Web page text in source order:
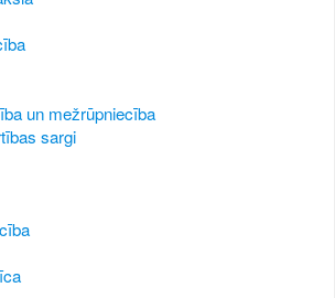
un mežrūpniecība
sargi